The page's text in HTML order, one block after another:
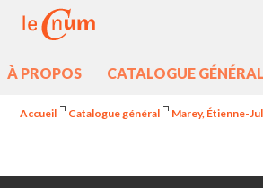
À PROPOS CATALOGUE GÉNÉRAL
Accueil Catalogue général Marey, Étienne-